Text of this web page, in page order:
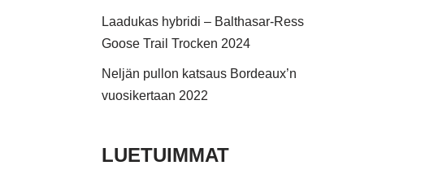
Laadukas hybridi – Balthasar-Ress
Goose Trail Trocken 2024
Neljän pullon katsaus Bordeaux’n
vuosikertaan 2022
LUETUIMMAT